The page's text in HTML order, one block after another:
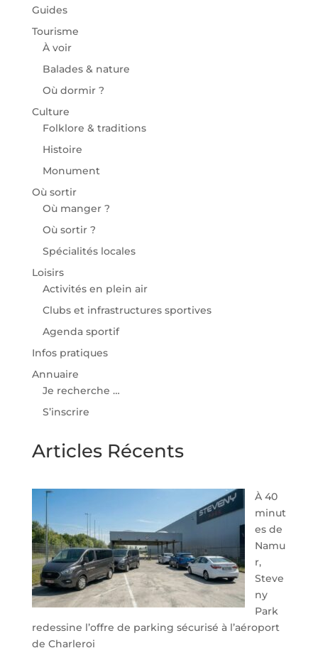
Guides
Tourisme
À voir
Balades & nature
Où dormir ?
Culture
Folklore & traditions
Histoire
Monument
Où sortir
Où manger ?
Où sortir ?
Spécialités locales
Loisirs
Activités en plein air
Clubs et infrastructures sportives
Agenda sportif
Infos pratiques
Annuaire
Je recherche …
S’inscrire
Articles Récents
À 40
minut
es de
Namu
r,
Steve
ny
Park
redessine l’offre de parking sécurisé à l’aéroport
de Charleroi